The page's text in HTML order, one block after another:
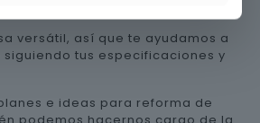
versátil, así que te ayudamos a
tus especificaciones y
e ideas para reforma de